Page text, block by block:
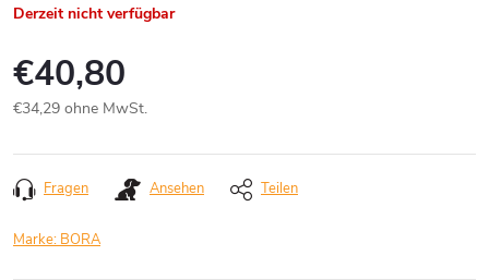
Derzeit nicht verfügbar
€40,80
€34,29 ohne MwSt.
Fragen Ansehen Teilen
Marke: BORA